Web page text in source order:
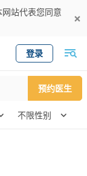
站代表您同意
登录
预约医生